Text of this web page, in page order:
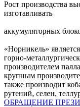
Рост производства
изготавливать
аккумуляторных
«Норникель»
горно-
производителем
крупным
также производит
рутений, селен,
ОБРАЩЕНИЕ